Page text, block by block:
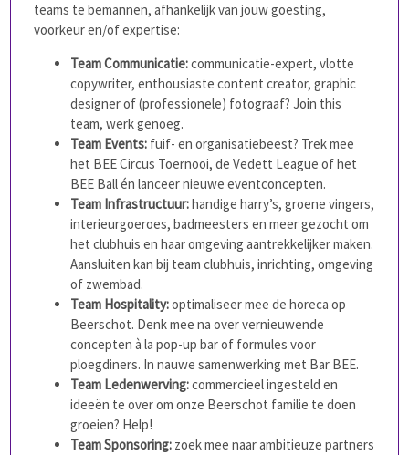
teams te bemannen, afhankelijk van jouw goesting,
voorkeur en/of expertise:
Team Communicatie:communicatie-expert, vlotte
copywriter, enthousiaste content creator, graphic
designer of (professionele) fotograaf? Join this
team, werk genoeg.
Team Events: fuif- en organisatiebeest? Trek mee
het BEE Circus Toernooi, de Vedett League of het
BEE Ball én lanceer nieuwe eventconcepten.
Team Infrastructuur:handige harry’s, groene vingers,
interieurgoeroes, badmeesters en meer gezocht om
het clubhuis en haar omgeving aantrekkelijker maken.
Aansluiten kan bij team clubhuis, inrichting, omgeving
of zwembad.
Team Hospitality:optimaliseer mee de horeca op
Beerschot. Denk mee na over vernieuwende
concepten à la pop-up bar of formules voor
ploegdiners. In nauwe samenwerking met Bar BEE.
Team Ledenwerving:commercieel ingesteld en
ideeën te over om onze Beerschot familie te doen
groeien? Help!
Team Sponsoring: zoek mee naar ambitieuze partners